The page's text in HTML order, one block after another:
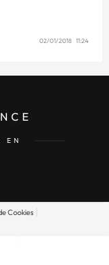
02/01/2018 11:24
EN
Cookies